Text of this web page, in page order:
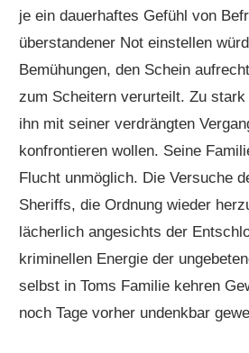
je ein dauerhaftes Gefühl von
überstandener Not einstellen
Bemühungen, den Schein
zum Scheitern verurteilt. Zu
ihn mit seiner verdrängten
konfrontieren wollen. Seine
Flucht unmöglich. Die Versuche
Sheriffs, die Ordnung wieder
lächerlich angesichts der
kriminellen Energie der
selbst in Toms Familie kehren
noch Tage vorher undenkbar